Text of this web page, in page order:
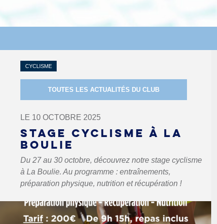
CYCLISME
TOUTES LES ACTUALITÉS DU CLUB
LE 10 OCTOBRE 2025
STAGE CYCLISME À LA
BOULIE
Du 27 au 30 octobre, découvrez notre stage cyclisme
à La Boulie. Au programme : entraînements,
préparation physique, nutrition et récupération !